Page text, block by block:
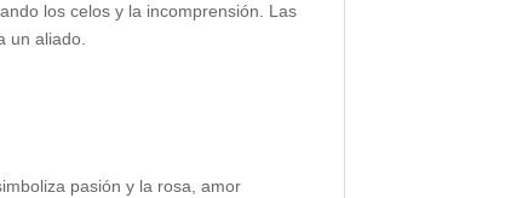
los celos y la incomprensión. Las
un aliado.
pasión y la rosa, amor